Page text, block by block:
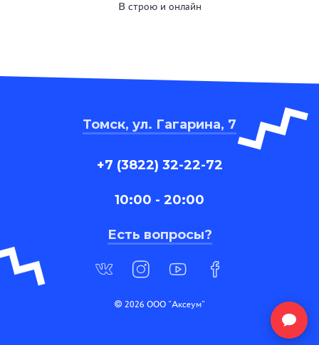
В строю и онлайн
Томск, ул. Гагарина, 7
+7 (3822) 32-22-72
10:00 - 20:00
Есть вопросы?
© 2026 ООО "Аксеум"